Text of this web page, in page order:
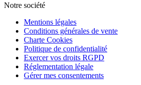
Notre société
Mentions légales
Conditions générales de vente
Charte Cookies
Politique de confidentialité
Exercer vos droits RGPD
Réglementation légale
Gérer mes consentements